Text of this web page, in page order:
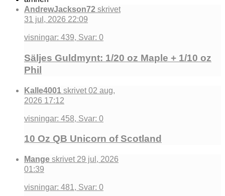
AndrewJackson72 skrivet
31 jul, 2026 22:09
visningar: 439, Svar: 0
Säljes Guldmynt: 1/20 oz Maple + 1/10 oz
Phil
Kalle4001 skrivet 02 aug,
2026 17:12
visningar: 458, Svar: 0
10 Oz QB Unicorn of Scotland
Mange skrivet 29 jul, 2026
01:39
visningar: 481, Svar: 0